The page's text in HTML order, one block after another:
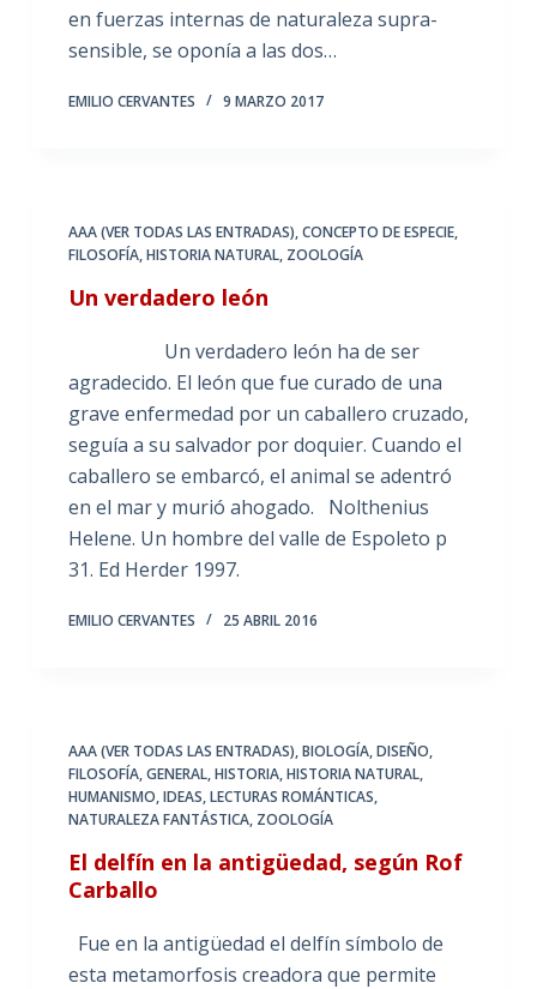
en fuerzas internas de naturaleza supra-
sensible, se oponía a las dos…
EMILIO CERVANTES 9 MARZO 2017
AAA (VER TODAS LAS ENTRADAS),CONCEPTO DE ESPECIE,
FILOSOFÍA,HISTORIA NATURAL, ZOOLOGÍA
Un verdadero león
Un verdadero león ha de ser
agradecido. El león que fue curado de una
grave enfermedad por un caballero cruzado,
seguía a su salvador por doquier. Cuando el
caballero se embarcó, el animal se adentró
en el mar y murió ahogado. Nolthenius
Helene. Un hombre del valle de Espoleto p
31. Ed Herder 1997.
EMILIO CERVANTES 25 ABRIL 2016
AAA (VER TODAS LAS ENTRADAS),BIOLOGÍA,DISEÑO,
FILOSOFÍA,GENERAL,HISTORIA,HISTORIA NATURAL,
HUMANISMO,IDEAS,LECTURAS ROMÁNTICAS,
NATURALEZA FANTÁSTICA, ZOOLOGÍA
El delfín en la antigüedad, según Rof
Carballo
Fue en la antigüedad el delfín símbolo de
esta metamorfosis creadora que permite